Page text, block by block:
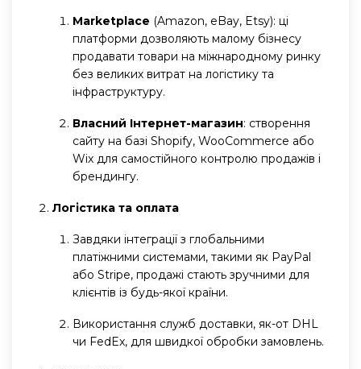
Marketplace (Amazon, eBay, Etsy): ці
платформи дозволяють малому бізнесу
продавати товари на міжнародному ринку
без великих витрат на логістику та
інфраструктуру.
Власний Інтернет-магазин: створення
сайту на базі Shopify, WooCommerce або
Wix для самостійного контролю продажів і
брендингу.
Логістика та оплата
Завдяки інтеграції з глобальними
платіжними системами, такими як PayPal
або Stripe, продажі стають зручними для
клієнтів із будь-якої країни.
Використання служб доставки, як-от DHL
чи FedEx, для швидкої обробки замовлень.